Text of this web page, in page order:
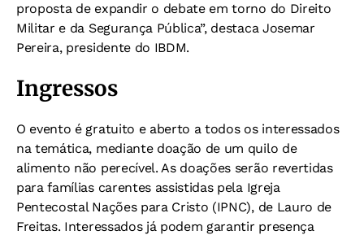
proposta de expandir o debate em torno do Direito
Militar e da Segurança Pública”, destaca Josemar
Pereira, presidente do IBDM.
Ingressos
O evento é gratuito e aberto a todos os interessados
na temática, mediante doação de um quilo de
alimento não perecível. As doações serão revertidas
para famílias carentes assistidas pela Igreja
Pentecostal Nações para Cristo (IPNC), de Lauro de
Freitas. Interessados já podem garantir presença